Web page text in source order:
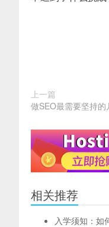
上一篇
做SEO最需要坚持的
相关推荐
入学须知：如